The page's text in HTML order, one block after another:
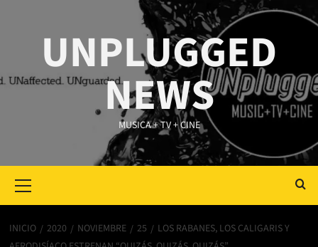
UNPLUGGED
NEWS
MUSICA + TV + CINE
Menu
INICIO 2020 NOVIEMBRE 25
LOS RABANES, LOS CALIGARIS Y